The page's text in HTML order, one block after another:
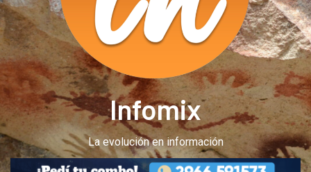
Infomix
La evolución en información